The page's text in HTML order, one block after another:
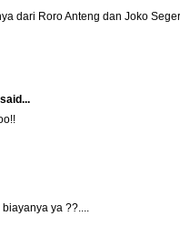
dari Roro Anteng dan Joko
said...
ya ??....